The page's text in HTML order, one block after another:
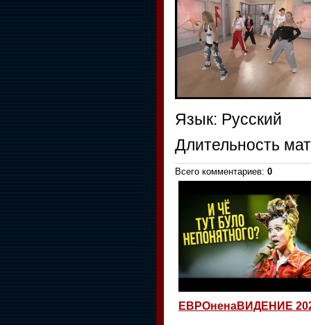
Язык: Русский
Длительность
Всего комментариев: 0
ЕВРОненаВИДЕНИЕ